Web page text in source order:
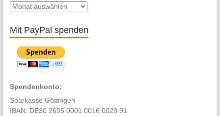
Beitragsarchiv
Mit PayPal spenden
Spendenkonto:
Sparkasse Göttingen
IBAN: DE30 2605 0001 0016 0028 91